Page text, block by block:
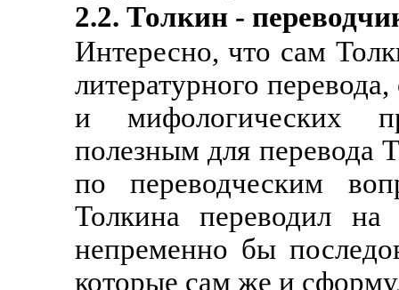
2.2. Толкин -
Интересно, что сам
литературного
и мифологических
полезным для перевода
по переводческим
Толкина переводил
непременно бы
которые сам же и